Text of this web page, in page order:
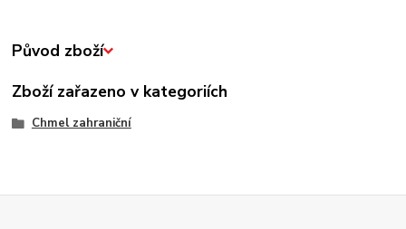
Původ zboží
Zboží zařazeno v kategoriích
Chmel zahraniční